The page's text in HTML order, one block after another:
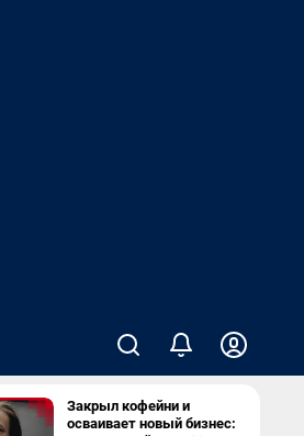
Закрыл кофейни и
осваивает новый бизнес: